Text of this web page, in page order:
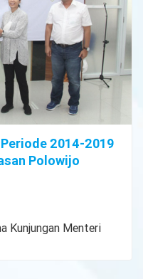
2014-2019
Polowijo
Kunjungan Menteri